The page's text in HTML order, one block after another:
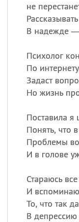
не
В надежде —
Психолог
По
Задаст
Но жизнь
Поставила я
Понять, что
Проблемы
И в голове
Стараюсь
И вспоминаю
То, что так
В депрессию